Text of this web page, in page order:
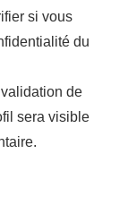
si vous
du
de
sera visible